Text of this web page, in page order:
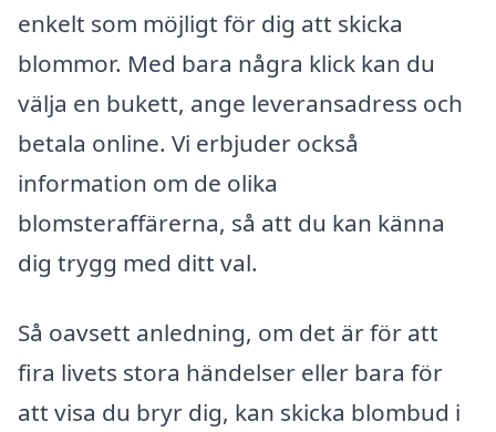
enkelt som möjligt för dig att skicka
blommor. Med bara några klick kan du
välja en bukett, ange leveransadress och
betala online. Vi erbjuder också
information om de olika
blomsteraffärerna, så att du kan känna
dig trygg med ditt val.
Så oavsett anledning, om det är för att
fira livets stora händelser eller bara för
att visa du bryr dig, kan skicka blombud i